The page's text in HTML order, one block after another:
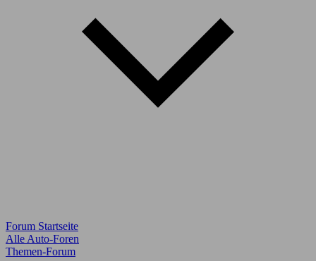
Forum Startseite
Alle Auto-Foren
Themen-Forum